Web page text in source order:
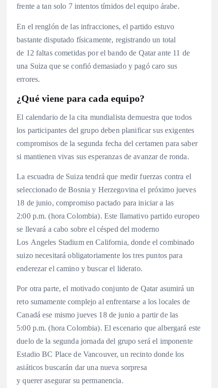
frente a tan solo 7 intentos tímidos del equipo árabe.
En el renglón de las infracciones, el partido estuvo
bastante disputado físicamente, registrando un total
de 12 faltas cometidas por el bando de Qatar ante 11 de
una Suiza que se confió demasiado y pagó caro sus
errores.
¿Qué viene para cada equipo?
El calendario de la cita mundialista demuestra que todos
los participantes del grupo deben planificar sus exigentes
compromisos de la segunda fecha del certamen para saber
si mantienen vivas sus esperanzas de avanzar de ronda.
La escuadra de Suiza tendrá que medir fuerzas contra el
seleccionado de Bosnia y Herzegovina el próximo jueves
18 de junio, compromiso pactado para iniciar a las
2:00 p.m. (hora Colombia). Este llamativo partido europeo
se llevará a cabo sobre el césped del moderno
Los Angeles Stadium en California, donde el combinado
suizo necesitará obligatoriamente los tres puntos para
enderezar el camino y buscar el liderato.
Por otra parte, el motivado conjunto de Qatar asumirá un
reto sumamente complejo al enfrentarse a los locales de
Canadá ese mismo jueves 18 de junio a partir de las
5:00 p.m. (hora Colombia). El escenario que albergará este
duelo de la segunda jornada del grupo será el imponente
Estadio BC Place de Vancouver, un recinto donde los
asiáticos buscarán dar una nueva sorpresa
y querer asegurar su permanencia.